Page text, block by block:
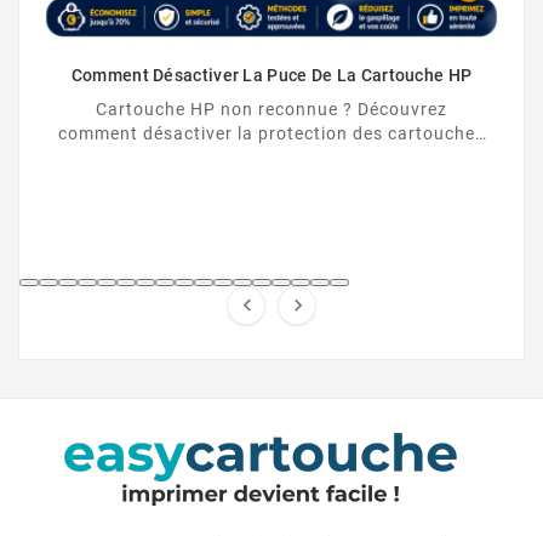
Comment Désactiver La Puce De La Cartouche HP
Cartouche HP non reconnue ? Découvrez
comment désactiver la protection des cartouches
 